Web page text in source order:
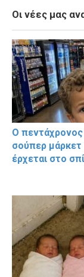
Οι νέες μας
Ο πεντάχρονος
σούπερ μάρκετ
έρχεται στο